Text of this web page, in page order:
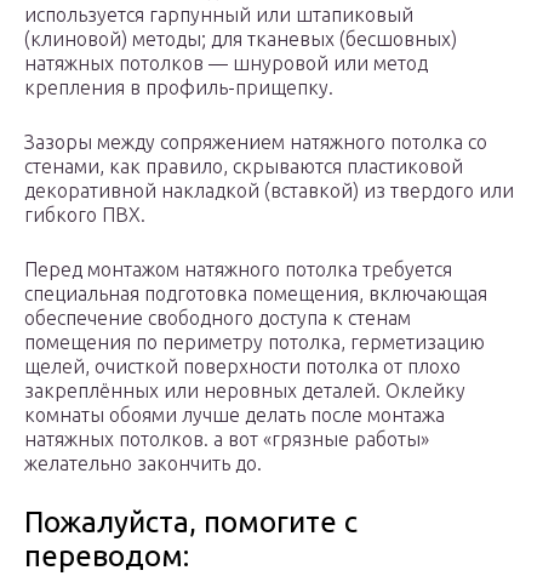
используется гарпунный или штапиковый
(клиновой) методы; для тканевых (бесшовных)
натяжных потолков — шнуровой или метод
крепления в профиль-прищепку.
Зазоры между сопряжением натяжного потолка со
стенами, как правило, скрываются пластиковой
декоративной накладкой (вставкой) из твердого или
гибкого ПВХ.
Перед монтажом натяжного потолка требуется
специальная подготовка помещения, включающая
обеспечение свободного доступа к стенам
помещения по периметру потолка, герметизацию
щелей, очисткой поверхности потолка от плохо
закреплённых или неровных деталей. Оклейку
комнаты обоями лучше делать после монтажа
натяжных потолков. а вот «грязные работы»
желательно закончить до.
Пожалуйста, помогите c
переводом: